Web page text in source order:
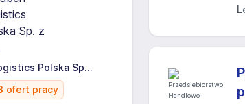
Polska Sp...
ofert pracy